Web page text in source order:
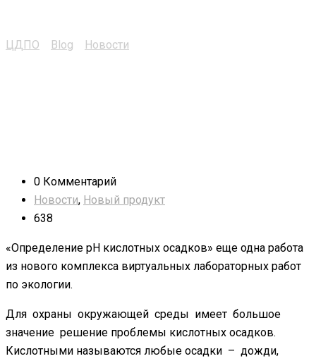
ЦДПО Blog Новости
0 Комментарий
Новости, Новый продукт
638
«Определение pH кислотных осадков» еще одна работа
из нового комплекса виртуальных лабораторных работ
по экологии.
Для охраны окружающей среды имеет большое
значение решение проблемы кислотных осадков.
Кислотными называются любые осадки – дожди,